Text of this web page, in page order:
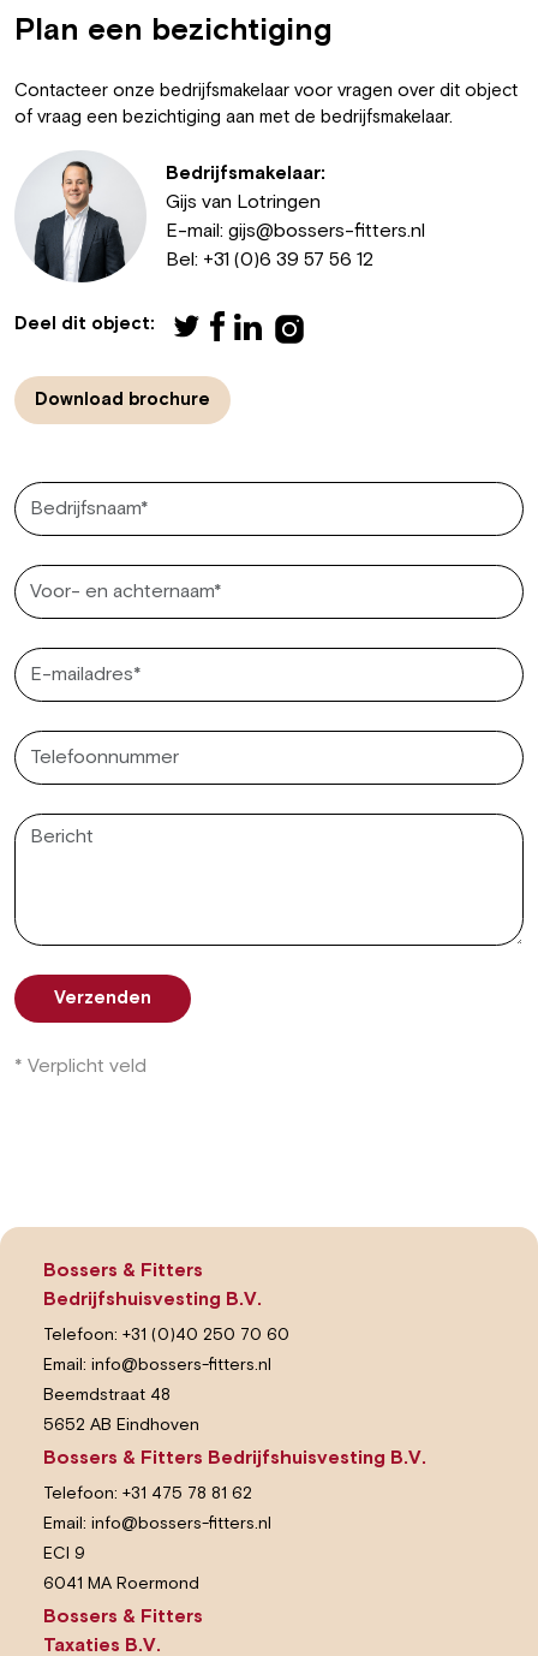
Plan een bezichtiging
Contacteer onze bedrijfsmakelaar voor vragen over dit object
of vraag een bezichtiging aan met de bedrijfsmakelaar.
Bedrijfsmakelaar:
Gijs van Lotringen
E-mail: gijs@bossers-fitters.nl
Bel: +31 (0)6 39 57 56 12
Deel dit object:
Download brochure
Verzenden
* Verplicht veld
Bossers & Fitters
Bedrijfshuisvesting B.V.
Telefoon: +31 (0)40 250 70 60
Email: info@bossers-fitters.nl
Beemdstraat 48
5652 AB Eindhoven
Bossers & Fitters Bedrijfshuisvesting B.V.
Telefoon: +31 475 78 81 62
Email: info@bossers-fitters.nl
ECI 9
6041 MA Roermond
Bossers & Fitters
Taxaties B.V.